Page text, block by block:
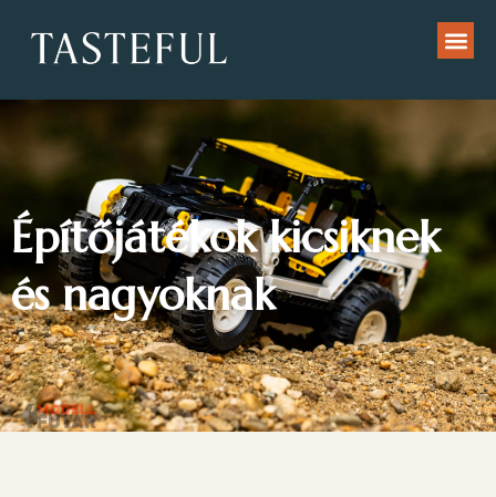
Építőjátékok kicsiknek
és nagyoknak